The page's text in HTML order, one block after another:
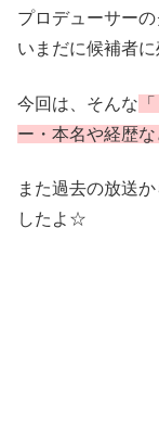
プロデューサー
いまだに候補者
今回は、そんな
ー・本名や経歴
また過去の放送
したよ☆